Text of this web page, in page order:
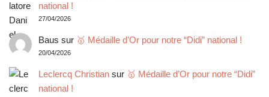
national !
27/04/2026
Baus sur 🥇 Médaille d’Or pour notre “Didi” national !
20/04/2026
Leclercq Christiansur 🥇 Médaille d’Or pour notre “Didi”
national !